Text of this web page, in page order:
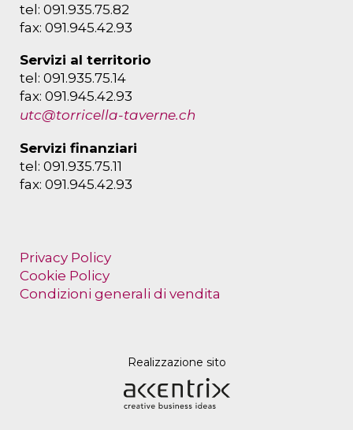
tel: 091.935.75.82
fax: 091.945.42.93
Servizi al territorio
tel: 091.935.75.14
fax: 091.945.42.93
utc@torricella-taverne.ch
Servizi finanziari
tel: 091.935.75.11
fax: 091.945.42.93
Privacy Policy
Cookie Policy
Condizioni generali di vendita
Realizzazione sito